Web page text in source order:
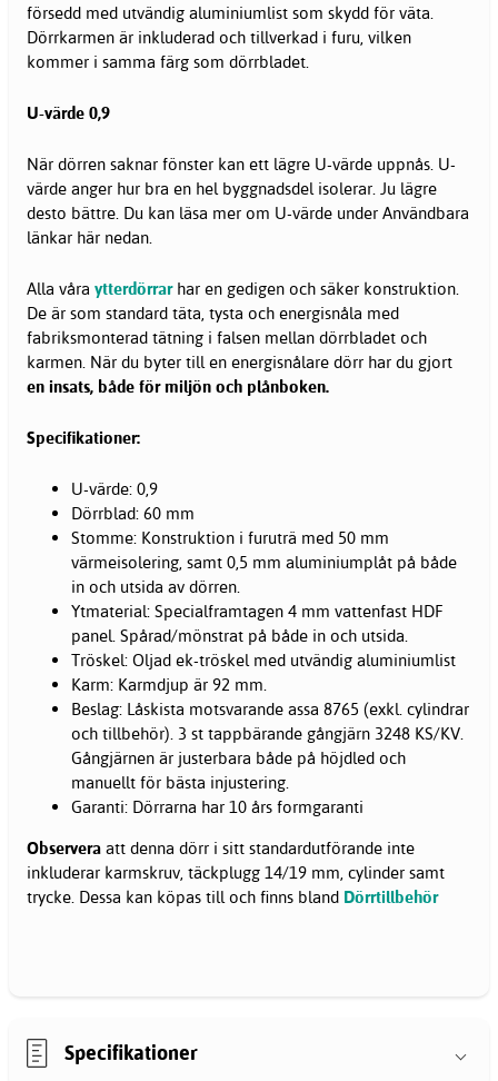
försedd med utvändig aluminiumlist som skydd för väta.
Dörrkarmen är inkluderad och tillverkad i furu, vilken
kommer i samma färg som dörrbladet.
U-värde 0,9
När dörren saknar fönster kan ett lägre U-värde uppnås. U-
värde anger hur bra en hel byggnadsdel isolerar. Ju lägre
desto bättre. Du kan läsa mer om U-värde under Användbara
länkar här nedan.
Alla våra ytterdörrarhar en gedigen och säker konstruktion.
De är som standard täta, tysta och energisnåla med
fabriksmonterad tätning i falsen mellan dörrbladet och
karmen. När du byter till en energisnålare dörr har du gjort
en insats, både för miljön och plånboken.
Specifikationer:
U-värde: 0,9
Dörrblad: 60 mm
Stomme: Konstruktion i furuträ med 50 mm
värmeisolering, samt 0,5 mm aluminiumplåt på både
in och utsida av dörren.
Ytmaterial: Specialframtagen 4 mm vattenfast HDF
panel. Spårad/mönstrat på både in och utsida.
Tröskel: Oljad ek-tröskel med utvändig aluminiumlist
Karm: Karmdjup är 92 mm.
Beslag: Låskista motsvarande assa 8765 (exkl. cylindrar
och tillbehör). 3 st tappbärande gångjärn 3248 KS/KV.
Gångjärnen är justerbara både på höjdled och
manuellt för bästa injustering.
Garanti: Dörrarna har 10 års formgaranti
Observera att denna dörr i sitt standardutförande inte
inkluderar karmskruv, täckplugg 14/19 mm, cylinder samt
trycke. Dessa kan köpas till och finns bland Dörrtillbehör
Specifikationer